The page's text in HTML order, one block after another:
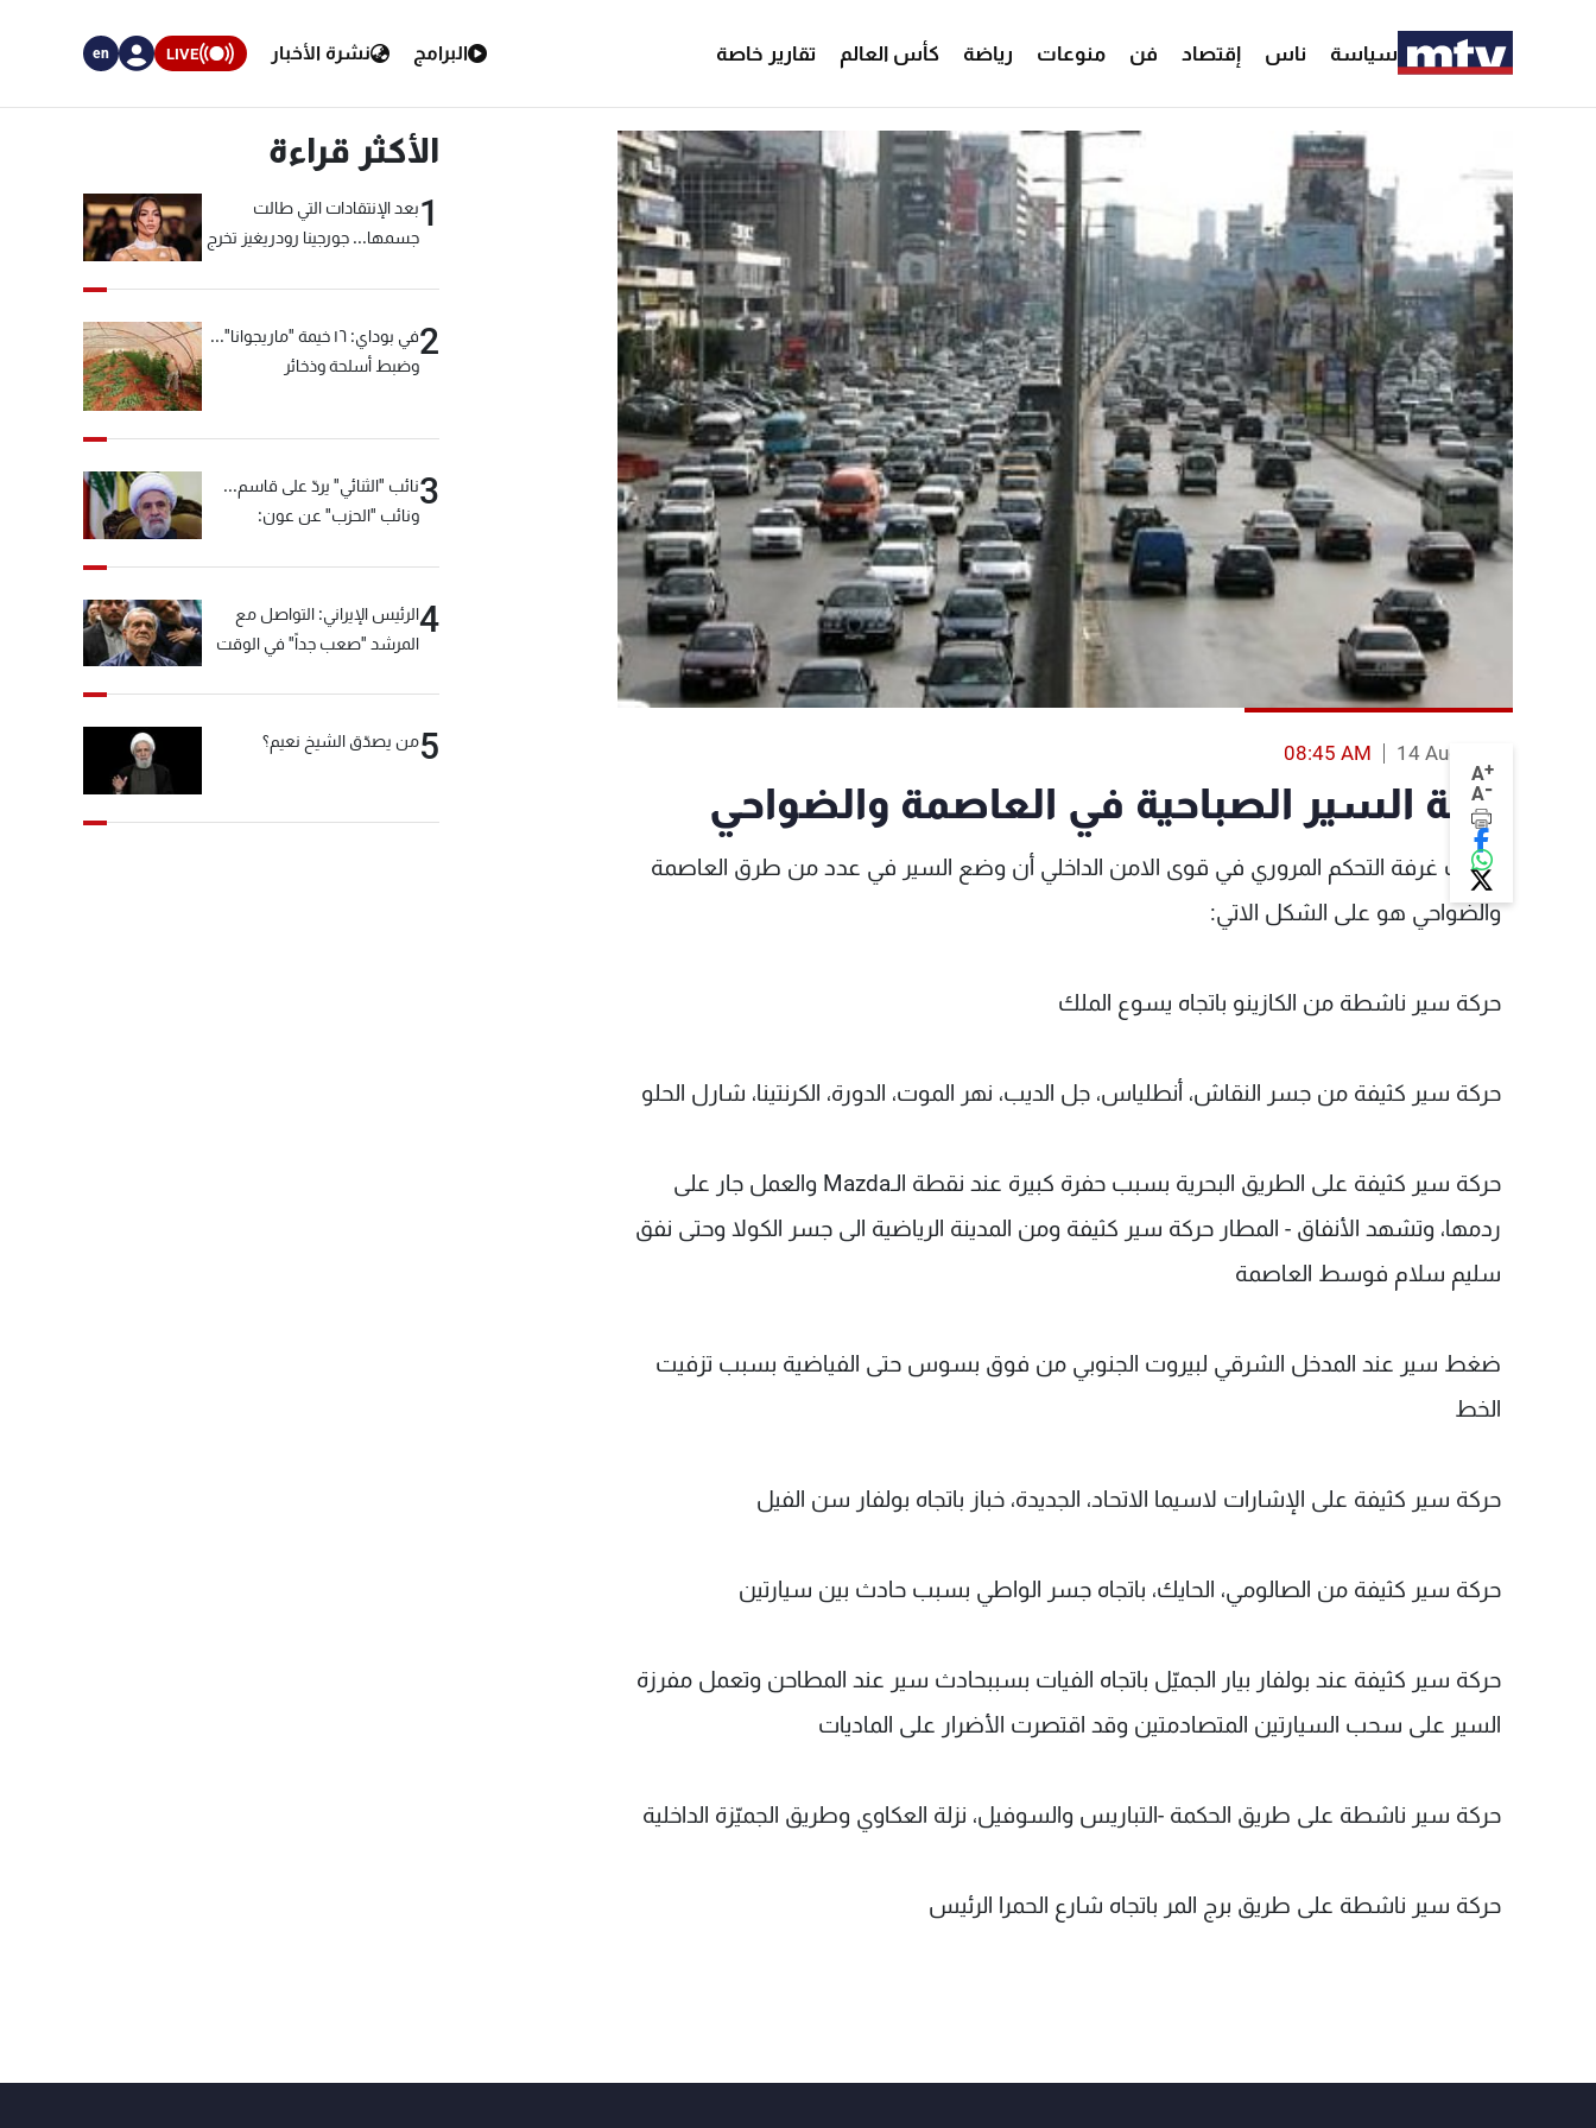
سياسة ناس إقتصاد فن منوعات رياضة كأس العالم تقارير خاصة البرامج نشرة الأخبار LIVE
en
A+
A-
14 Aug 2013
08:45 AM
حركة السير الصباحية في العاصمة والضواحي
أفادت غرفة التحكم المروري في قوى الامن الداخلي أن وضع السير في عدد من طرق العاصمة
والضواحي هو على الشكل الاتي:
حركة سير ناشطة من الكازينو باتجاه يسوع الملك
حركة سير كثيفة من جسر النقاش، أنطلياس، جل الديب، نهر الموت، الدورة، الكرنتينا، شارل الحلو
حركة سير كثيفة على الطريق البحرية بسبب حفرة كبيرة عند نقطة الـMazda والعمل جار على
ردمها، وتشهد الأنفاق - المطار حركة سير كثيفة ومن المدينة الرياضية الى جسر الكولا وحتى نفق
سليم سلام فوسط العاصمة
ضغط سير عند المدخل الشرقي لبيروت الجنوبي من فوق بسوس حتى الفياضية بسبب تزفيت
الخط
حركة سير كثيفة على الإشارات لاسيما الاتحاد، الجديدة، خباز باتجاه بولفار سن الفيل
حركة سير كثيفة من الصالومي، الحايك، باتجاه جسر الواطي بسبب حادث بين سيارتين
حركة سير كثيفة عند بولفار بيار الجميّل باتجاه الفيات بسببحادث سير عند المطاحن وتعمل مفرزة
السير على سحب السيارتين المتصادمتين وقد اقتصرت الأضرار على الماديات
حركة سير ناشطة على طريق الحكمة -التباريس والسوفيل، نزلة العكاوي وطريق الجميّزة الداخلية
حركة سير ناشطة على طريق برج المر باتجاه شارع الحمرا الرئيس
الأكثر قراءة
1بعد الإنتقادات التي طالت
جسمها... جورجينا رودريغيز تخرج
2
في بوداي: ١٦ خيمة "ماريجوانا"...
وضبط أسلحة وذخائر
3نائب "الثنائي" يردّ على قاسم...
ونائب "الحزب" عن عون:
4الرئيس الإيراني: التواصل مع
المرشد "صعب جداً" في الوقت
5من يصدّق الشيخ نعيم؟